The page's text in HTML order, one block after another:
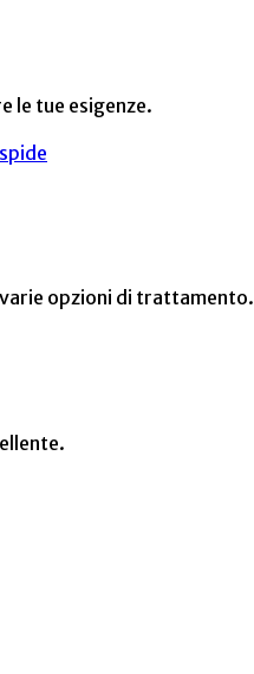
le tue esigenze.
varie opzioni di trattamento.